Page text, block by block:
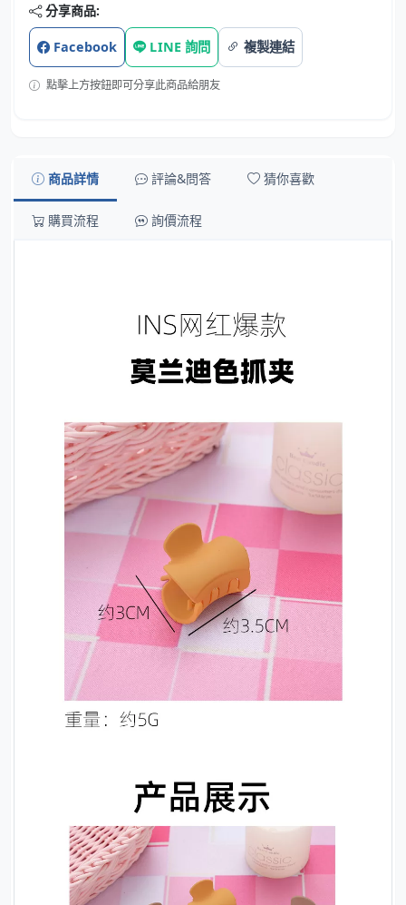
分享商品:
Facebook LINE 詢問 複製連結
點擊上方按鈕即可分享此商品給朋友
商品詳情 評論&問答 猜你喜歡
購買流程 詢價流程